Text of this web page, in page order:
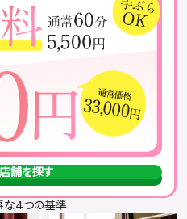
舗を探す
な4つの基準